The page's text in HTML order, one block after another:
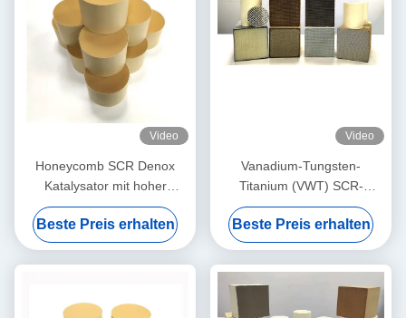
Video
Honeycomb SCR Denox
Katalysator mit hoher
Durchflussrate für
Katalysatoren
Beste Preis erhalten
Video
Vanadium-Tungsten-
Titanium (VWT) SCR-
Katalysatormodul für mittlere
Temperaturen
Beste Preis erhalten